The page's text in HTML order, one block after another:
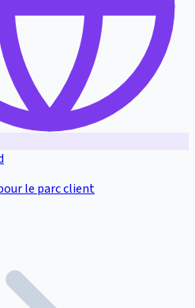
le parc client